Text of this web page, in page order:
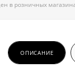
в розничных
ОПИСАНИЕ